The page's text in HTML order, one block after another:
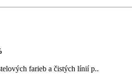
farieb a čistých línií p..